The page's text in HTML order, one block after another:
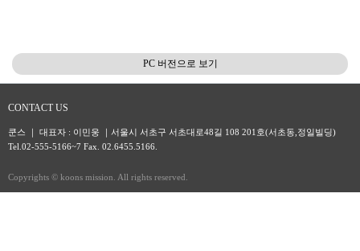
PC 버전으로 보기
CONTACT US
쿤스 ｜ 대표자 : 이민웅 ｜서울시 서초구 서초대로48길 108 201호(서초동,정일빌딩)
Tel.02-555-5166~7 Fax. 02.6455.5166.
Copyrights © koons mission. All rights reserved.